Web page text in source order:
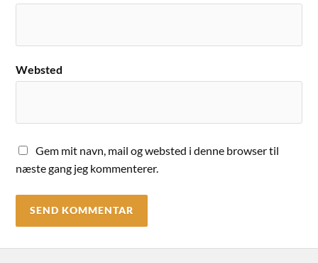
Websted
Gem mit navn, mail og websted i denne browser til
næste gang jeg kommenterer.